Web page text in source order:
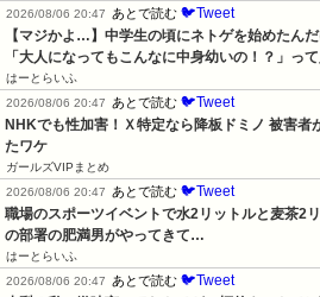
2026/08/06 20:47
あとで読む 🐦Tweet
【マジかよ…】中学生の頃にネトゲを始めたん
「大人になってもこんなに中身幼いの！？」っ
はーとらいふ
2026/08/06 20:47
あとで読む 🐦Tweet
NHKでも性加害！Ｘ特定なら降板ドミノ 被害者
たワケ
ガールズVIPまとめ
2026/08/06 20:47
あとで読む 🐦Tweet
職場のスポーツイベントで水2リットルと麦茶2
の部署の肥満男がやってきて…
はーとらいふ
2026/08/06 20:47
あとで読む 🐦Tweet